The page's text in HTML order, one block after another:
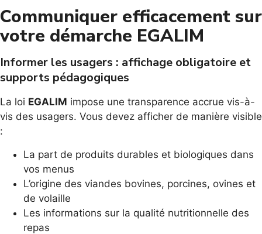
Communiquer efficacement sur
votre démarche EGALIM
Informer les usagers : affichage obligatoire et
supports pédagogiques
La loi EGALIM impose une transparence accrue vis-à-
vis des usagers. Vous devez afficher de manière visible
:
La part de produits durables et biologiques dans
vos menus
L’origine des viandes bovines, porcines, ovines et
de volaille
Les informations sur la qualité nutritionnelle des
repas